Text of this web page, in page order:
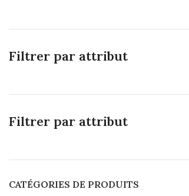
Filtrer par attribut
Filtrer par attribut
CATÉGORIES DE PRODUITS